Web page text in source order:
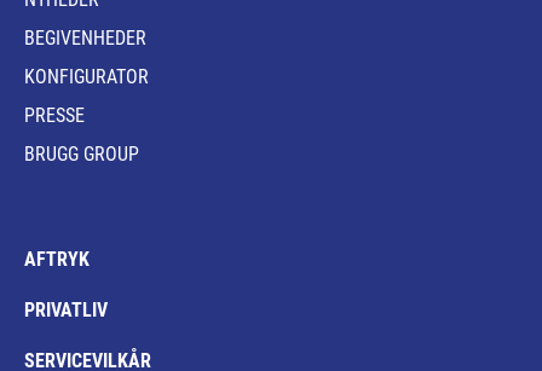
BEGIVENHEDER
KONFIGURATOR
PRESSE
BRUGG GROUP
AFTRYK
PRIVATLIV
SERVICEVILKÅR